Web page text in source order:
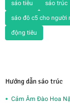
sáo tiêu sáo trúc
sáo đô c5 cho người
động tiêu
Hướng dẫn sáo trúc
Cảm Âm Đào Hoa